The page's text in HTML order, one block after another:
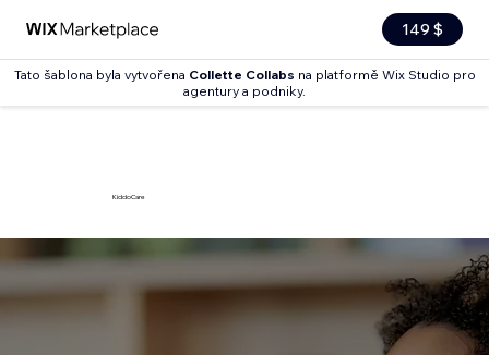
149 $
Tato šablona byla vytvořena Collette Collabs na platformě Wix Studio pro
agentury a podniky.